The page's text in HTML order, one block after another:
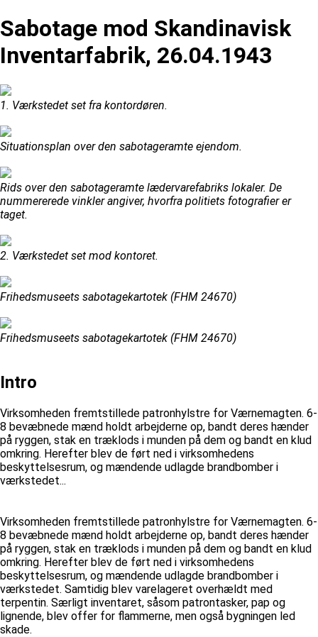
Sabotage mod Skandinavisk
Inventarfabrik, 26.04.1943
1. Værkstedet set fra kontordøren.
Situationsplan over den sabotageramte ejendom.
Rids over den sabotageramte lædervarefabriks lokaler. De
nummererede vinkler angiver, hvorfra politiets fotografier er
taget.
2. Værkstedet set mod kontoret.
Frihedsmuseets sabotagekartotek (FHM 24670)
Frihedsmuseets sabotagekartotek (FHM 24670)
Intro
Virksomheden fremtstillede patronhylstre for Værnemagten. 6-
8 bevæbnede mænd holdt arbejderne op, bandt deres hænder
på ryggen, stak en træklods i munden på dem og bandt en klud
omkring. Herefter blev de ført ned i virksomhedens
beskyttelsesrum, og mændende udlagde brandbomber i
værkstedet...
Virksomheden fremtstillede patronhylstre for Værnemagten. 6-
8 bevæbnede mænd holdt arbejderne op, bandt deres hænder
på ryggen, stak en træklods i munden på dem og bandt en klud
omkring. Herefter blev de ført ned i virksomhedens
beskyttelsesrum, og mændende udlagde brandbomber i
værkstedet. Samtidig blev varelageret overhældt med
terpentin. Særligt inventaret, såsom patrontasker, pap og
lignende, blev offer for flammerne, men også bygningen led
skade.